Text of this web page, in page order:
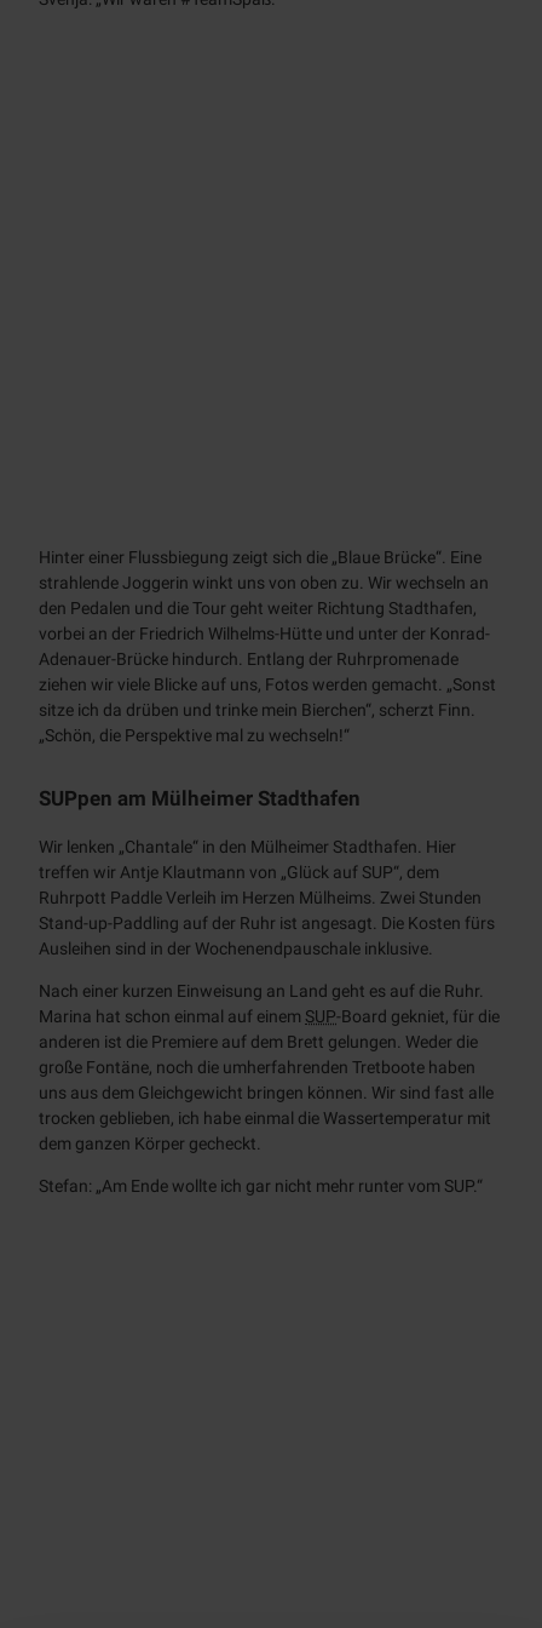
Hinter einer Flussbiegung zeigt sich die „Blaue Brücke“. Eine
strahlende Joggerin winkt uns von oben zu. Wir wechseln an
den Pedalen und die Tour geht weiter Richtung Stadthafen,
vorbei an der Friedrich Wilhelms-Hütte und unter der Konrad-
Adenauer-Brücke hindurch. Entlang der Ruhrpromenade
ziehen wir viele Blicke auf uns, Fotos werden gemacht. „Sonst
sitze ich da drüben und trinke mein Bierchen“, scherzt Finn.
„Schön, die Perspektive mal zu wechseln!“
SUPpen am Mülheimer Stadthafen
Wir lenken „Chantale“ in den Mülheimer Stadthafen. Hier
treffen wir Antje Klautmann von „Glück auf SUP“, dem
Ruhrpott Paddle Verleih im Herzen Mülheims. Zwei Stunden
Stand-up-Paddling auf der Ruhr ist angesagt. Die Kosten fürs
Ausleihen sind in der Wochenendpauschale inklusive.
Nach einer kurzen Einweisung an Land geht es auf die Ruhr.
Marina hat schon einmal auf einem SUP-Board gekniet, für die
anderen ist die Premiere auf dem Brett gelungen. Weder die
große Fontäne, noch die umherfahrenden Tretboote haben
uns aus dem Gleichgewicht bringen können. Wir sind fast alle
trocken geblieben, ich habe einmal die Wassertemperatur mit
dem ganzen Körper gecheckt.
Stefan: „Am Ende wollte ich gar nicht mehr runter vom SUP.“